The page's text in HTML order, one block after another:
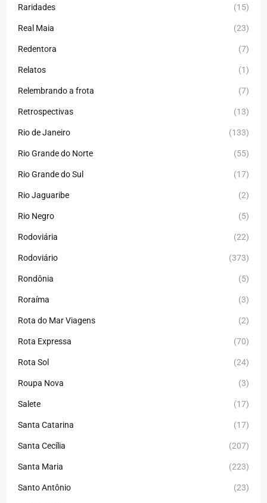
Raridades (15)
Real Maia (23)
Redentora (7)
Relatos (1)
Relembrando a frota (7)
Retrospectivas (13)
Rio de Janeiro (133)
Rio Grande do Norte (55)
Rio Grande do Sul (17)
Rio Jaguaribe (2)
Rio Negro (5)
Rodoviária (22)
Rodoviário (373)
Rondônia (5)
Roraíma (3)
Rota do Mar Viagens (2)
Rota Expressa (70)
Rota Sol (24)
Roupa Nova (3)
Salete (17)
Santa Catarina (17)
Santa Cecília (207)
Santa Maria (223)
Santo Antônio (23)